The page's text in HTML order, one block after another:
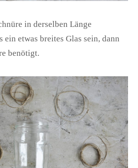
in derselben Länge
ein etwas breites Glas sein, dann
benötigt.